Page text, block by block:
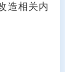
造相关内